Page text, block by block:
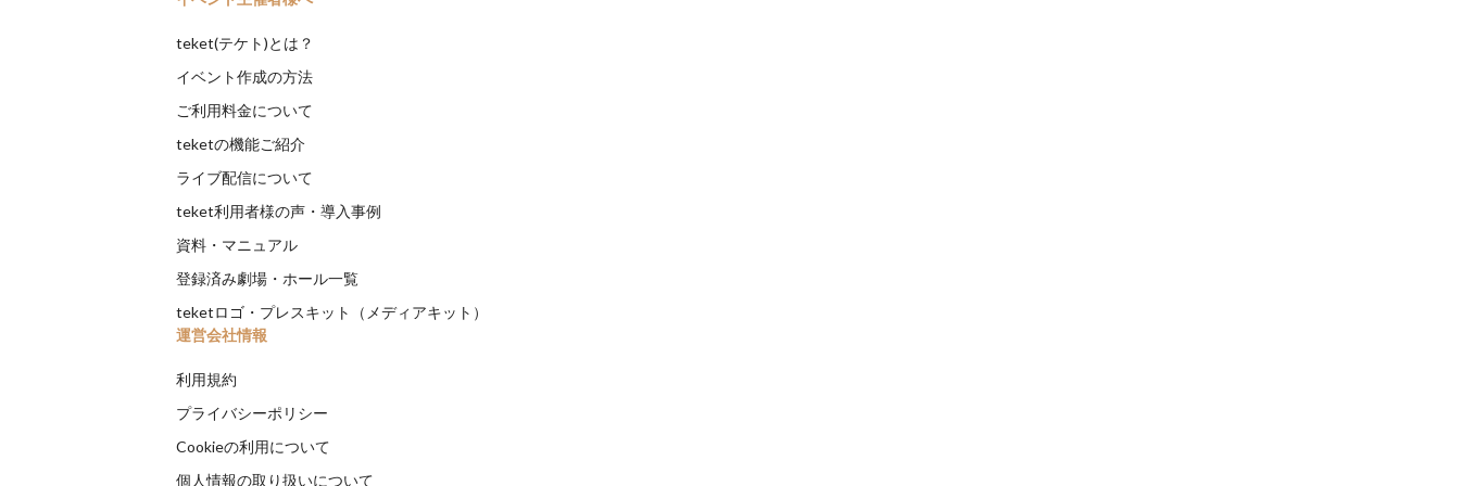
teket(テケト)とは？
イベント作成の方法
ご利用料金について
teketの機能ご紹介
ライブ配信について
teket利用者様の声・導入事例
資料・マニュアル
登録済み劇場・ホール一覧
teketロゴ・プレスキット（メディアキット）
運営会社情報
利用規約
プライバシーポリシー
Cookieの利用について
個人情報の取り扱いについて